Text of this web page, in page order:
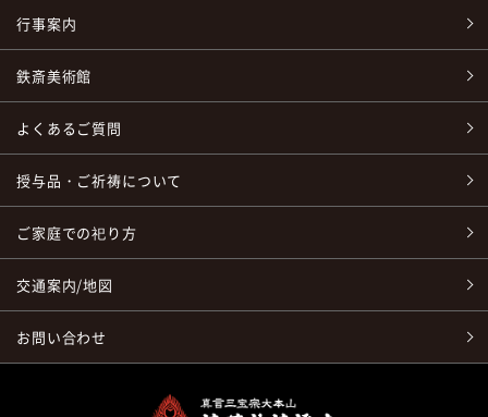
行事案内
鉄斎美術館
よくあるご質問
授与品・ご祈祷について
ご家庭での祀り方
交通案内/地図
お問い合わせ